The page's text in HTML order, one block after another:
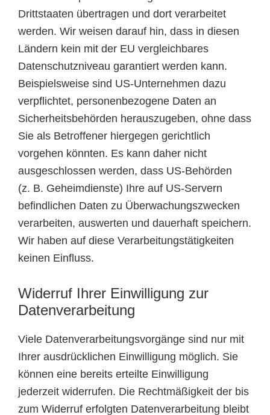
Drittstaaten übertragen und dort verarbeitet
werden. Wir weisen darauf hin, dass in diesen
Ländern kein mit der EU vergleichbares
Datenschutzniveau garantiert werden kann.
Beispielsweise sind US-Unternehmen dazu
verpflichtet, personenbezogene Daten an
Sicherheitsbehörden herauszugeben, ohne dass
Sie als Betroffener hiergegen gerichtlich
vorgehen könnten. Es kann daher nicht
ausgeschlossen werden, dass US-Behörden
(z. B. Geheimdienste) Ihre auf US-Servern
befindlichen Daten zu Überwachungszwecken
verarbeiten, auswerten und dauerhaft speichern.
Wir haben auf diese Verarbeitungstätigkeiten
keinen Einfluss.
Widerruf Ihrer Einwilligung zur
Datenverarbeitung
Viele Datenverarbeitungsvorgänge sind nur mit
Ihrer ausdrücklichen Einwilligung möglich. Sie
können eine bereits erteilte Einwilligung
jederzeit widerrufen. Die Rechtmäßigkeit der bis
zum Widerruf erfolgten Datenverarbeitung bleibt